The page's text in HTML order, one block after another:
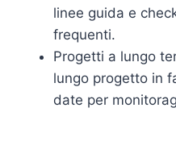
linee guida e
frequenti.
Progetti a lungo
lungo progetto in
date per